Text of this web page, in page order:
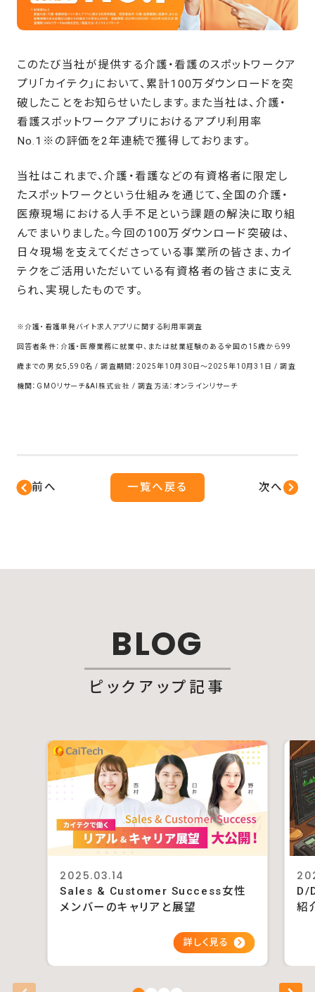
このたび当社が提供する介護・看護のスポットワークア
プリ「カイテク」において、累計100万ダウンロードを突
破したことをお知らせいたします。また当社は、介護・
看護スポットワークアプリにおけるアプリ利用率
No.1※の評価を2年連続で獲得しております。
当社はこれまで、介護・看護などの有資格者に限定し
たスポットワークという仕組みを通じて、全国の介護・
医療現場における人手不足という課題の解決に取り組
んでまいりました。今回の100万ダウンロード突破は、
日々現場を支えてくださっている事業所の皆さま、カイ
テクをご活用いただいている有資格者の皆さまに支え
られ、実現したものです。
※介護・看護単発バイト求人アプリに関する利用率調査
回答者条件：介護・医療業務に就業中、または就業経験のある全国の15歳から99
歳までの男女5,590名 / 調査期間：2025年10月30日～2025年10月31日 / 調査
機関：GMOリサーチ&AI株式会社 / 調査方法：オンラインリサーチ
前へ 一覧へ戻る 次へ
BLOG
ピックアップ記事
2025.03.14
Sales & Customer Success女性
メンバーのキャリアと展望
D/
紹